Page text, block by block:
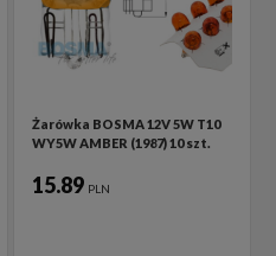
Żarówka BOSMA 12V 5W T10
WY5W AMBER (1987) 10 szt.
15.89 PLN